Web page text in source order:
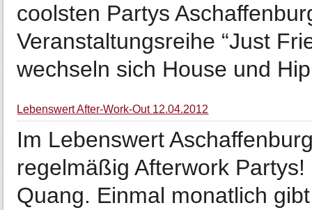
coolsten Partys
Veranstaltungsreihe “Just
wechseln sich House und
Lebenswert After-Work-Out 12.04.2012
Im Lebenswert
regelmäßig Afterwork
Quang. Einmal monatlich